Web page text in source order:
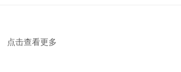
点击查看更多